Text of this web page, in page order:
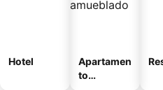
Hotel
Apartamen
to